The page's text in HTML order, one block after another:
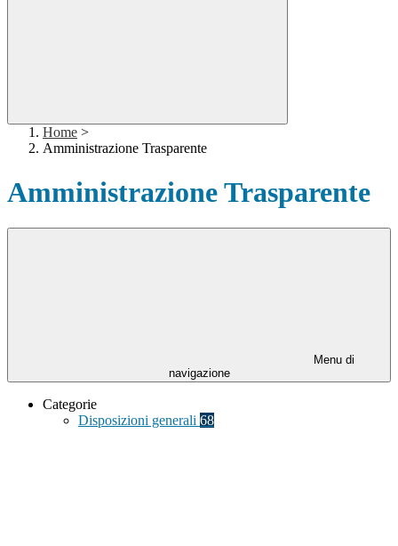
Home >
Amministrazione Trasparente
Amministrazione Trasparente
Menu di
navigazione
Categorie
Disposizioni generali 68